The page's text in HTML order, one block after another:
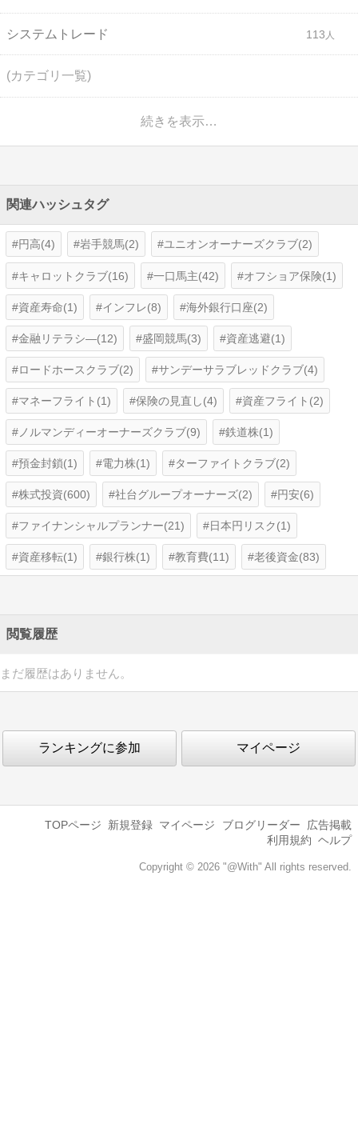
システムトレード 113
(カテゴリ一覧)
続きを表示…
関連ハッシュタグ
円高(4) 岩手競馬(2) ユニオンオーナーズクラブ(2)
キャロットクラブ(16) 一口馬主(42) オフショア保険(1)
資産寿命(1) インフレ(8) 海外銀行口座(2)
金融リテラシ―(12) 盛岡競馬(3) 資産逃避(1)
ロードホースクラブ(2) サンデーサラブレッドクラブ(4)
マネーフライト(1) 保険の見直し(4) 資産フライト(2)
ノルマンディーオーナーズクラブ(9) 鉄道株(1)
預金封鎖(1) 電力株(1) ターファイトクラブ(2)
株式投資(600) 社台グループオーナーズ(2) 円安(6)
ファイナンシャルプランナー(21) 日本円リスク(1)
資産移転(1) 銀行株(1) 教育費(11) 老後資金(83)
閲覧履歴
まだ履歴はありません。
ランキングに参加 マイページ
TOPページ 新規登録 マイページ ブログリーダー
広告掲載
利用規約 ヘルプ
Copyright © 2026 "@With" All rights reserved.